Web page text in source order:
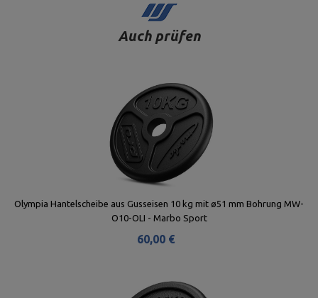
Auch prüfen
Olympia Hantelscheibe aus Gusseisen 10 kg mit ø51 mm Bohrung MW-
O10-OLI - Marbo Sport
60,00 €